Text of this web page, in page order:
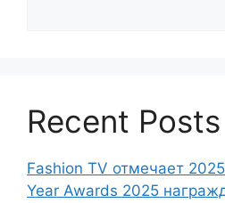
Recent Posts
Fashion TV отмечает
Year Awards 2025